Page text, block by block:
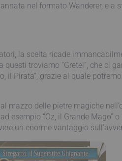
nel formato Wanderer, e
la scelta ricade
troviamo “Gretel”, che ci
il Pirata”, grazie al quale
delle pietre magiche
“Oz, il Grande Mago”
un enorme vantaggio